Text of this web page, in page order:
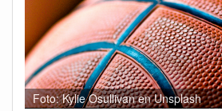
Foto: Kylie Osullivan en Unsplash